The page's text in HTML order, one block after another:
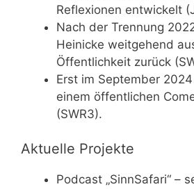
Reflexionen entwickelt
Nach der Trennung
Heinicke weitgehend
Öffentlichkeit zurück
Erst im September
einem öffentlichen
(SWR3).
Aktuelle Projekte
Podcast „SinnSafari“ –